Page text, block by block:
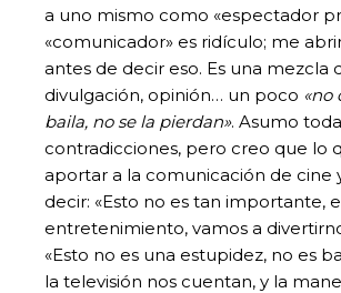
a uno mismo como «espectador
«comunicador» es ridículo; me
antes de decir eso. Es una mezcla
divulgación, opinión… un poco «no
baila, no se la pierdan». Asumo
contradicciones, pero creo que lo
aportar a la comunicación de cine
decir: «Esto no es tan importante,
entretenimiento, vamos a
«Esto no es una estupidez, no es
la televisión nos cuentan, y la